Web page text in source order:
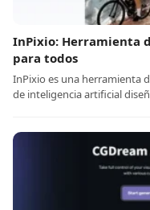
InPixio: Herramienta
para todos
InPixio es una herramienta
de inteligencia artificial